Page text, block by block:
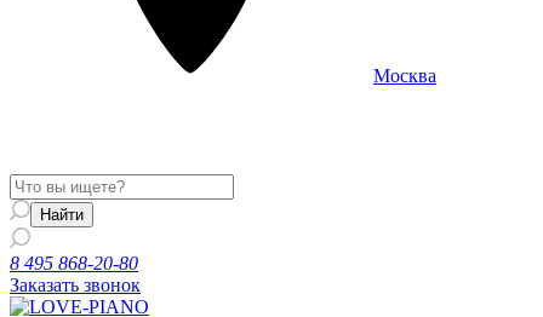
Москва
8 495 868-20-80
Заказать звонок